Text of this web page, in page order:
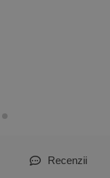
Recenzii